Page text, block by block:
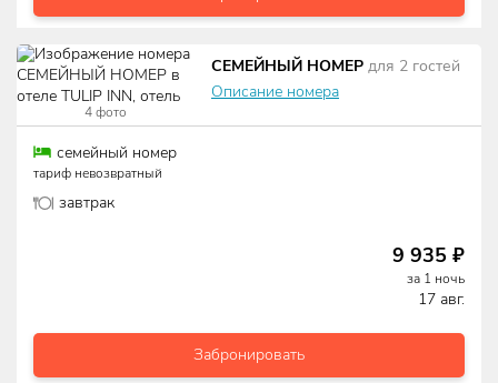
4 фото
СЕМЕЙНЫЙ НОМЕР для 2 гостей
Описание номера
семейный номер
тариф невозвратный
завтрак
9 935 ₽
за 1 ночь
17 авг.
Забронировать